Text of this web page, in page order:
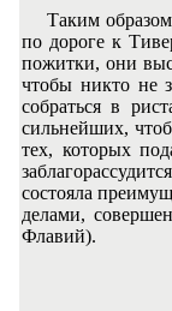
Таким образом
по дороге к
пожитки, они
чтобы никто не
собраться в
сильнейших,
тех, которых
состояла
делами,
Флавий).